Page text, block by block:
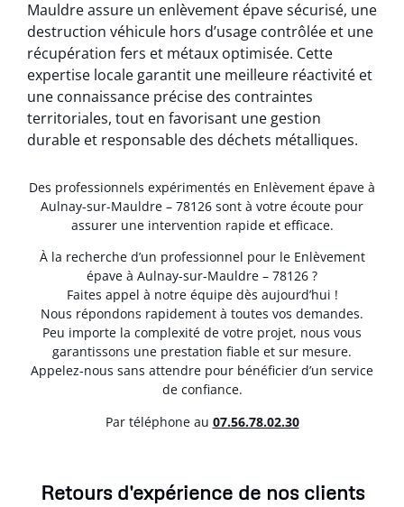
Mauldre assure un enlèvement épave sécurisé, une
destruction véhicule hors d’usage contrôlée et une
récupération fers et métaux optimisée. Cette
expertise locale garantit une meilleure réactivité et
une connaissance précise des contraintes
territoriales, tout en favorisant une gestion
durable et responsable des déchets métalliques.
Des professionnels expérimentés en Enlèvement épave à
Aulnay-sur-Mauldre – 78126 sont à votre écoute pour
assurer une intervention rapide et efficace.
À la recherche d’un professionnel pour le Enlèvement
épave à Aulnay-sur-Mauldre – 78126 ?
Faites appel à notre équipe dès aujourd’hui !
Nous répondons rapidement à toutes vos demandes.
Peu importe la complexité de votre projet, nous vous
garantissons une prestation fiable et sur mesure.
Appelez-nous sans attendre pour bénéficier d’un service
de confiance.
Par téléphone au 07.56.78.02.30
Retours d'expérience de nos clients